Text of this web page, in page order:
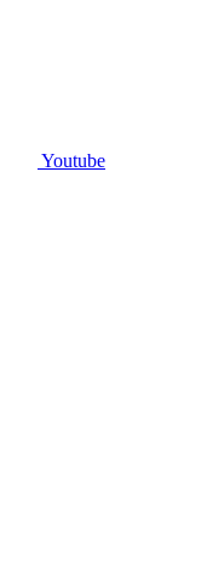
Youtube